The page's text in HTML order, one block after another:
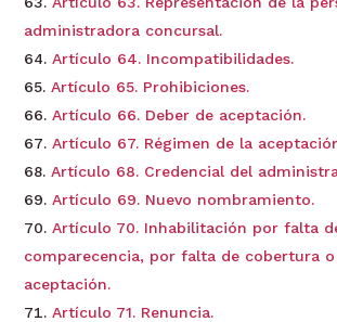
administradora concursal.
Artículo 64. Incompatibilidades.
Artículo 65. Prohibiciones.
Artículo 66. Deber de aceptación.
Artículo 67. Régimen de la
Artículo 68. Credencial del
Artículo 69. Nuevo nombramiento.
Artículo 70. Inhabilitación por falta
comparecencia, por falta de cobertura
aceptación.
Artículo 71. Renuncia.